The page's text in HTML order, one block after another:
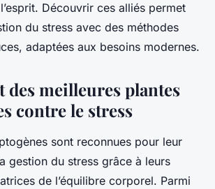
Découvrir ces alliés permet
du stress avec des méthodes
adaptées aux besoins modernes.
des meilleures plantes
contre le stress
sont reconnues pour leur
gestion du stress grâce à leurs
de l’équilibre corporel. Parmi